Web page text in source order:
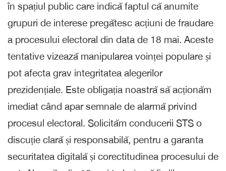
în spațiul public care indică faptul că anumite
grupuri de interese pregătesc acțiuni de fraudare
a procesului electoral din data de 18 mai. Aceste
tentative vizează manipularea voinței populare și
pot afecta grav integritatea alegerilor
prezidențiale. Este obligația noastră să acționăm
imediat când apar semnale de alarmă privind
procesul electoral. Solicităm conducerii STS o
discuție clară și responsabilă, pentru a garanta
securitatea digitală și corectitudinea procesului de